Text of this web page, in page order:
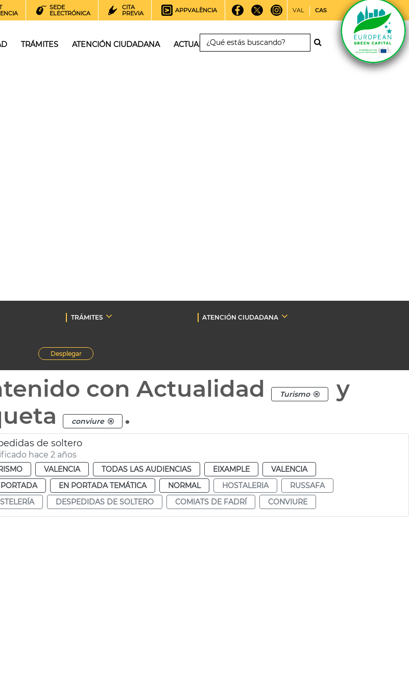
SEDE
ELECTRÓNICA
CITA
PREVIA
APPVALÈNCIA VAL CAS
TRÁMITES ATENCIÓN CIUDADANA ACTUALIDAD
TRÁMITES
ATENCIÓN CIUDADANA
Desplegar
con Actualidad Turismo
y
conviure .
de soltero
hace 2 años
VALENCIA TODAS LAS AUDIENCIAS EIXAMPLE
VALENCIA
EN PORTADA TEMÁTICA NORMAL HOSTALERIA
RUSSAFA
DESPEDIDAS DE SOLTERO COMIATS DE FADRÍ CONVIURE